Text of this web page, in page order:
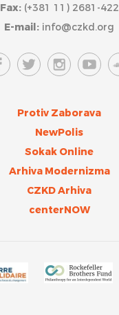
Fax:(+381 11) 2681-422
E-mail: info@czkd.org
Protiv Zaborava
NewPolis
Sokak Online
Arhiva Modernizma
CZKD Arhiva
centerNOW